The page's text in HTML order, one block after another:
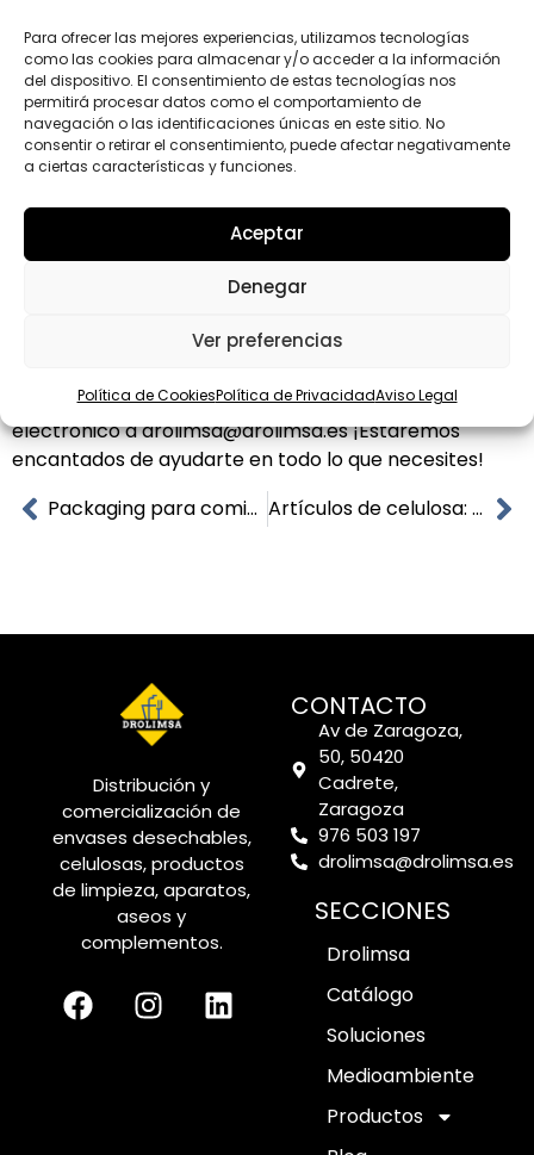
Para ofrecer las mejores experiencias, utilizamos tecnologías
como las cookies para almacenar y/o acceder a la información
del dispositivo. El consentimiento de estas tecnologías nos
permitirá procesar datos como el comportamiento de
navegación o las identificaciones únicas en este sitio. No
consentir o retirar el consentimiento, puede afectar negativamente
a ciertas características y funciones.
Aceptar
Denegar
Ver preferencias
Política de CookiesPolítica de PrivacidadAviso Legal
cápsulas de magdalenas, acápsulas de panettone
(por cierto, si quieres saber cómo preparar un
panettone casero, no te pierdas estareceta
olvidarnos de las mangas pasteleras, de las flaneras,
cajas para tartas, pasteles opastas
platos rectangulares para tartas, papel de horno
siliconado, bolsas de papel kraft…
Ponte en contacto con nuestro departamento
llamarnos al976 503 197, o enviarnos un correo
electrónico a drolimsa@drolimsa.es ¡Estaremos
encantados de ayudarte en todo lo que necesites!
Packaging para comida rápida
Artículos de celulosa: cuando más lo necesitas
Distribución y
comercialización de
envases desechables,
celulosas, productos
de limpieza, aparatos,
aseos y
complementos.
CONTACTO
Av de Zaragoza,
50, 50420
Cadrete,
Zaragoza
976 503 197
drolimsa@drolimsa.es
SECCIONES
Drolimsa
Catálogo
Soluciones
Medioambiente
Productos